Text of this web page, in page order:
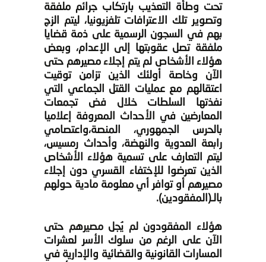
تحت وطأة التعذيب بارتكاب جرائم ملفقة
وتصوير تلك الاعترافات تلفزيونيا، ليتم الزج
بهم في السجون الرسمية على ذمة قضايا
ملفقة تصل عقوبتها إلى الإعدام، وبعض
هؤلاء الأشخاص لم يتم إجلاء مصيرهم حتى
الآن وخاصة أولئك الذين تزامن توقيت
اعتقالهم مع عمليات القتل الجماعي التي
نفذتها السلطات خلال فض تجمعات
المعارضين في الأحداث المعروفة إعلاميا
بالحرس الجمهوري، المنصة،واعتصامي
رابعة العدوية والنهضة، وأحداث رمسيس،
ليتم التعارف على تسمية هؤلاء الأشخاص
الذين تعرضوا للإختفاء القسري دون إجلاء
مصيرهم أو توافر أي معلومة مادية حولهم
بالـ(المفقودين).
هؤلاء المفقودون لم يُجل مصيرهم حتى
الآن على الرغم من سلوك الأسر لعشرات
المسارات القانونية والقضائية والإدارية في